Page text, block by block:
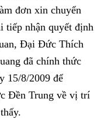
đơn xin chuyển
tiếp nhận quyết định
Đại Đức Thích
đã chính thức
15/8/2009 để
Đền Trung về vị trí